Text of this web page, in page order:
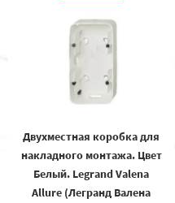
Двухместная коробка для
накладного монтажа. Цвет
Белый. Legrand Valena
Allure (Легранд Валена